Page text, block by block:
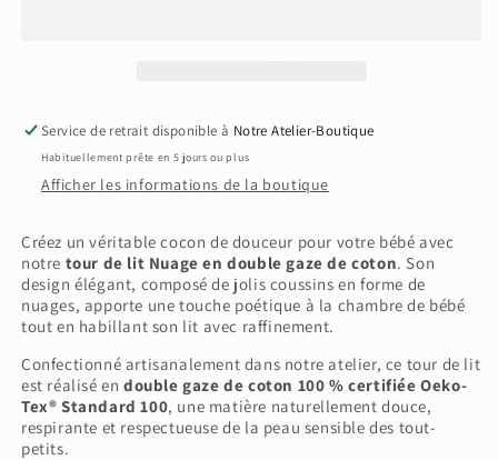
Gaze
de
Coton
Blanc
et
Or
Gaze
de
Coton
Blanc
et
Or
Service de retrait disponible à Notre Atelier-Boutique
Habituellement prête en 5 jours ou plus
Afficher les informations de la boutique
Créez un véritable cocon de douceur pour votre bébé avec
notre tour de lit Nuage en double gaze de coton. Son
design élégant, composé de jolis coussins en forme de
nuages, apporte une touche poétique à la chambre de bébé
tout en habillant son lit avec raffinement.
Confectionné artisanalement dans notre atelier, ce tour de lit
est réalisé en double gaze de coton 100 % certifiée Oeko-
Tex® Standard 100, une matière naturellement douce,
respirante et respectueuse de la peau sensible des tout-
petits.